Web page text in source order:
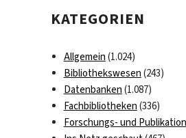
KATEGORIEN
Allgemein (1.024)
Bibliothekswesen (243)
Datenbanken (1.087)
Fachbibliotheken (336)
Forschungs- und